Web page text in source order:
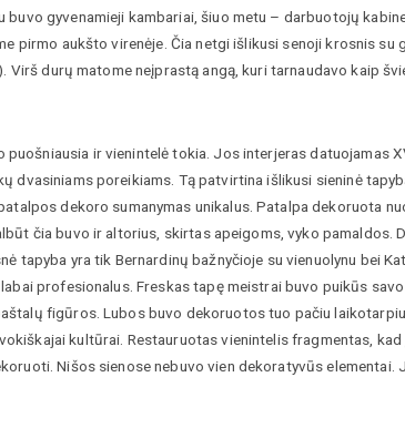
buvo gyvenamieji kambariai, šiuo metu – darbuotojų
pirmo aukšto virenėje. Čia netgi išlikusi senoji krosnis
durų matome neįprastą angą, kuri tarnaudavo kaip
puošniausia ir vienintelė tokia. Jos interjeras
dvasiniams poreikiams. Tą patvirtina išlikusi sieninė
dekoro sumanymas unikalus. Patalpa dekoruota
čia buvo ir altorius, skirtas apeigoms, vyko
tapyba yra tik Bernardinų bažnyčioje su vienuolynu bei
profesionalus. Freskas tapę meistrai buvo puikūs
figūros. Lubos buvo dekoruotos tuo pačiu
kultūrai. Restauruotas vienintelis fragmentas,
Nišos sienose nebuvo vien dekoratyvūs